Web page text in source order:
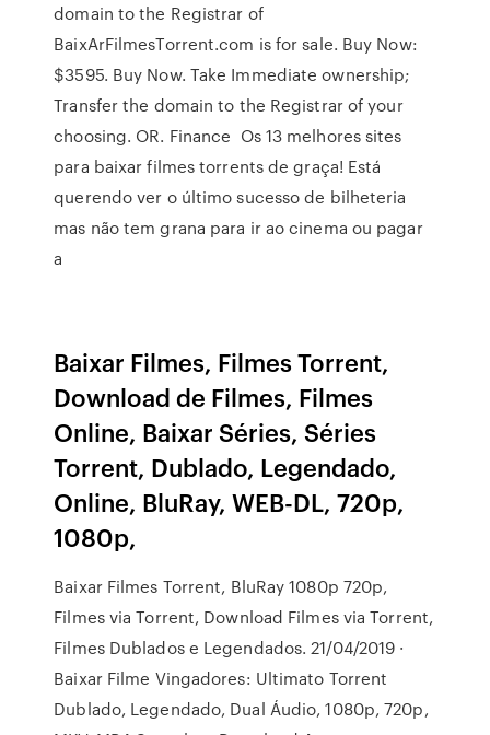
domain to the Registrar of
BaixArFilmesTorrent.com is for sale. Buy Now:
$3595. Buy Now. Take Immediate ownership;
Transfer the domain to the Registrar of your
choosing. OR. Finance Os 13 melhores sites
para baixar filmes torrents de graça! Está
querendo ver o último sucesso de bilheteria
mas não tem grana para ir ao cinema ou pagar
a
Baixar Filmes, Filmes Torrent,
Download de Filmes, Filmes
Online, Baixar Séries, Séries
Torrent, Dublado, Legendado,
Online, BluRay, WEB-DL, 720p,
1080p,
Baixar Filmes Torrent, BluRay 1080p 720p,
Filmes via Torrent, Download Filmes via Torrent,
Filmes Dublados e Legendados. 21/04/2019 ·
Baixar Filme Vingadores: Ultimato Torrent
Dublado, Legendado, Dual Áudio, 1080p, 720p,